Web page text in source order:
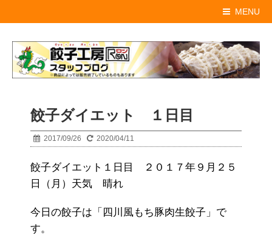
MENU
餃子ダイエット １日目
2017/09/26 2020/04/11
餃子ダイエット１日目 ２０１７年９月２５
日（月）天気 晴れ
今日の餃子は「四川風もち豚肉生餃子」で
す。